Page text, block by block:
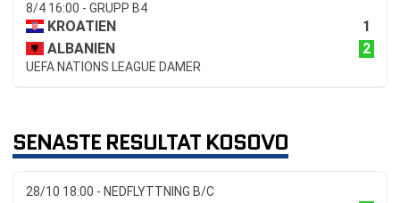
8/4 16:00 - GRUPP B4
KROATIEN
1
ALBANIEN
2
UEFA NATIONS LEAGUE DAMER
SENASTE RESULTAT KOSOVO
28/10 18:00 - NEDFLYTTNING B/C